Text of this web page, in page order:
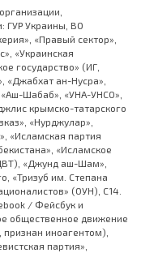
ГУР Украины, ВО
«Правый сектор»,
«Украинская
государство» (ИГ,
ан-Нусра»,
Шабаб», «УНА-УНСО»,
крымско-татарского
«Нурджулар»,
«Исламская партия
«Исламское
«Джунд аш-Шам»,
«Тризуб им. Степана
(ОУН), С14.
/ Фейсбук и
общественное движение
иноагентом),
партия»,